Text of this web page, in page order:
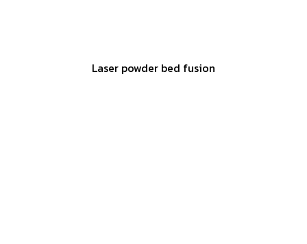
Laser powder bed fusion